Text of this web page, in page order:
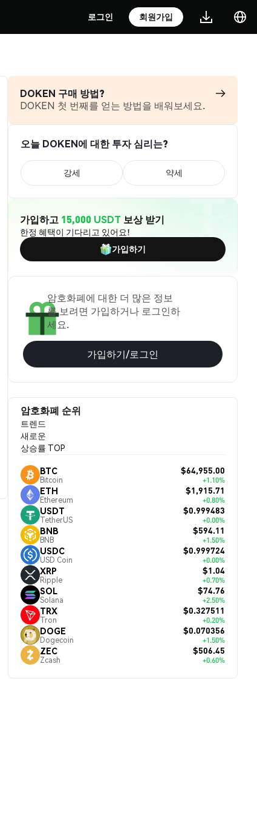
로그인 회원가입
DOKEN 구매 방법?
DOKEN 첫 번째를 얻는 방법을 배워보세요.
오늘 DOKEN에 대한 투자 심리는?
강세 약세
가입하고 15,000 USDT 보상 받기
한정 혜택이 기다리고 있어요!
가입하기
암호화폐에 대한 더 많은 정보
를 보려면 가입하거나 로그인하
세요.
가입하기/로그인
암호화폐 순위
트렌드
새로운
상승률 TOP
BTC
Bitcoin
$64,955.00
+1.10%
ETH
Ethereum
$1,915.71
+0.80%
USDT
TetherUS
$0.999483
+0.00%
BNB
BNB
$594.11
+1.50%
USDC
USD Coin
$0.999724
+0.00%
XRP
Ripple
$1.04
+0.70%
SOL
Solana
$74.76
+2.50%
TRX
Tron
$0.327511
+0.20%
DOGE
Dogecoin
$0.070356
+1.50%
ZEC
Zcash
$506.45
+0.60%